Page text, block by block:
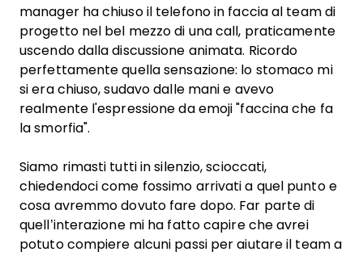
manager ha chiuso il telefono in faccia al team di
progetto nel bel mezzo di una call, praticamente
uscendo dalla discussione animata. Ricordo
perfettamente quella sensazione: lo stomaco mi
si era chiuso, sudavo dalle mani e avevo
realmente l'espressione da emoji "faccina che fa
la smorfia".
Siamo rimasti tutti in silenzio, scioccati,
chiedendoci come fossimo arrivati a quel punto e
cosa avremmo dovuto fare dopo. Far parte di
quell’interazione mi ha fatto capire che avrei
potuto compiere alcuni passi per aiutare il team a